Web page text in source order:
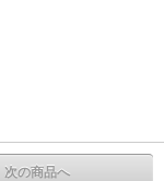
次の商品へ